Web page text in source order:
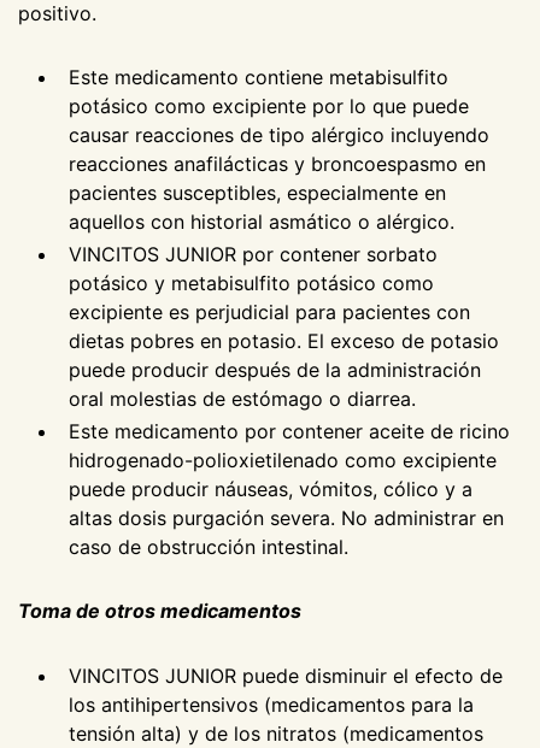
positivo.
Este medicamento contiene metabisulfito
potásico como excipiente por lo que puede
causar reacciones de tipo alérgico incluyendo
reacciones anafilácticas y broncoespasmo en
pacientes susceptibles, especialmente en
aquellos con historial asmático o alérgico.
VINCITOS JUNIOR por contener sorbato
potásico y metabisulfito potásico como
excipiente es perjudicial para pacientes con
dietas pobres en potasio. El exceso de potasio
puede producir después de la administración
oral molestias de estómago o diarrea.
Este medicamento por contener aceite de ricino
hidrogenado-polioxietilenado como excipiente
puede producir náuseas, vómitos, cólico y a
altas dosis purgación severa. No administrar en
caso de obstrucción intestinal.
Toma de otros medicamentos
VINCITOS JUNIOR puede disminuir el efecto de
los antihipertensivos (medicamentos para la
tensión alta) y de los nitratos (medicamentos